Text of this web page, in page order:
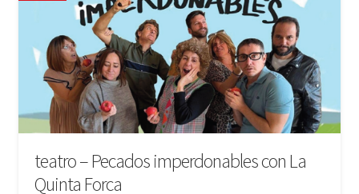
teatro – Pecados imperdonables con La
Quinta Forca